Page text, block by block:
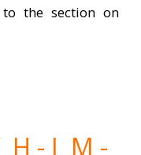
the section on
H - I M -